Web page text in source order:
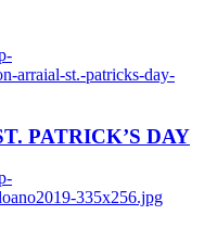
arraial-st.-patricks-day-
PATRICK’S DAY
335x256.jpg